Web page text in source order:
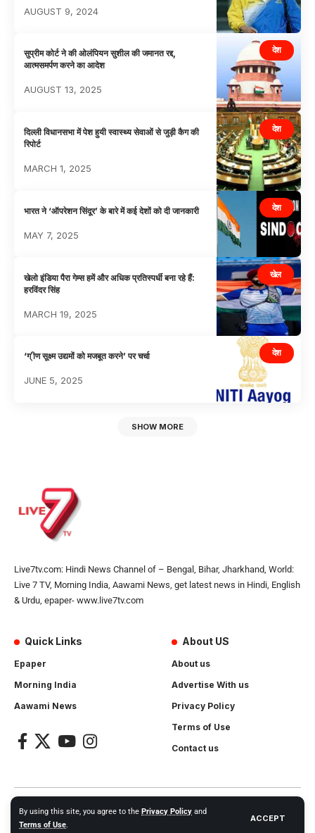
By using this site, you agree to the Privacy Policy and
Terms of Use.
ACCEPT
AUGUST 9, 2024
देश
सुप्रीम कोर्ट ने की ओलंपियन सुशील की जमानत रद्द,
आत्मसमर्पण करने का आदेश
AUGUST 13, 2025
देश
दिल्ली विधानसभा में पेश हुयी स्वास्थ्य सेवाओं से जुड़ी कैग की
रिपोर्ट
MARCH 1, 2025
देश
भारत ने ‘ऑपरेशन सिंदूर’ के बारे में कई देशों को दी जानकारी
MAY 7, 2025
खेल
खेलो इंडिया पैरा गेम्स हमें और अधिक प्रतिस्पर्धी बना रहे हैं:
हरविंदर सिंह
MARCH 19, 2025
देश
‘ग् ीण सूक्ष्म उद्यमों को मजबूत करने’ पर चर्चा
JUNE 5, 2025
SHOW MORE
Live7tv.com: Hindi News Channel of – Bengal, Bihar, Jharkhand, World:
Live 7 TV, Morning India, Aawami News, get latest news in Hindi, English
& Urdu, epaper- www.live7tv.com
Quick Links
Epaper
Morning India
Aawami News
About US
About us
Advertise With us
Privacy Policy
Terms of Use
Contact us
2024- All Rights Reserved.Live 7 tv. Website Created by and